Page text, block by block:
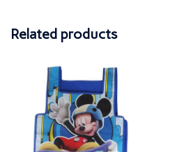
Related products